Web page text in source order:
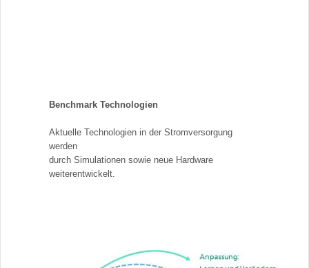
Benchmark Technologien
Aktuelle Technologien in der Stromversorgung
werden
durch Simulationen sowie neue Hardware
weiterentwickelt.